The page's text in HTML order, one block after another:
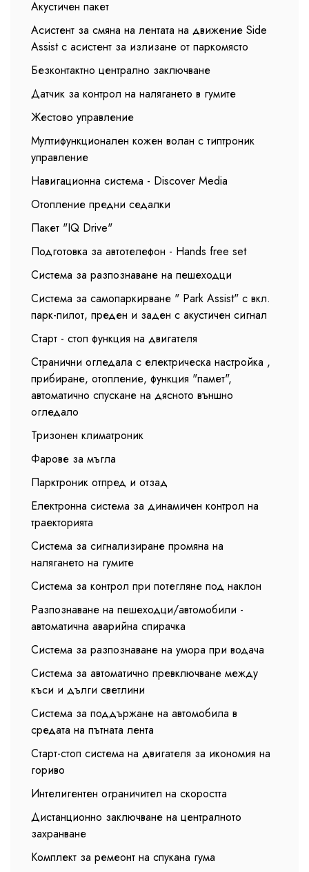
Акустичен пакет
Асистент за смяна на лентата на движение Side
Assist с асистент за излизане от паркомясто
Безконтактно централно заключване
Датчик за контрол на налягането в гумите
Жестово управление
Мултифункционален кожен волан с типтроник
управление
Навигационна система - Discover Media
Отопление предни седалки
Пакет "IQ Drive"
Подготовка за автотелефон - Hands free set
Система за разпознаване на пешеходци
Система за самопаркирване " Park Assist" с вкл.
парк-пилот, преден и заден с акустичен сигнал
Старт - стоп функция на двигателя
Странични огледала с електрическа настройка ,
прибиране, отопление, функция "памет",
автоматично спускане на дясното външно
огледало
Тризонен климатроник
Фарове за мъгла
Парктроник отпред и отзад
Електронна система за динамичен контрол на
траекторията
Система за сигнализиране промяна на
налягането на гумите
Система за контрол при потегляне под наклон
Разпознаване на пешеходци/автомобили -
автоматична аварийна спирачка
Система за разпознаване на умора при водача
Система за автоматично превключване между
къси и дълги светлини
Система за поддържане на автомобила в
средата на пътната лента
Старт-стоп система на двигателя за икономия на
гориво
Интелигентен ограничител на скоростта
Дистанционно заключване на централното
захранване
Комплект за ремеонт на спукана гума